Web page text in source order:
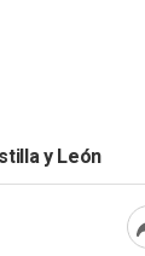
y León